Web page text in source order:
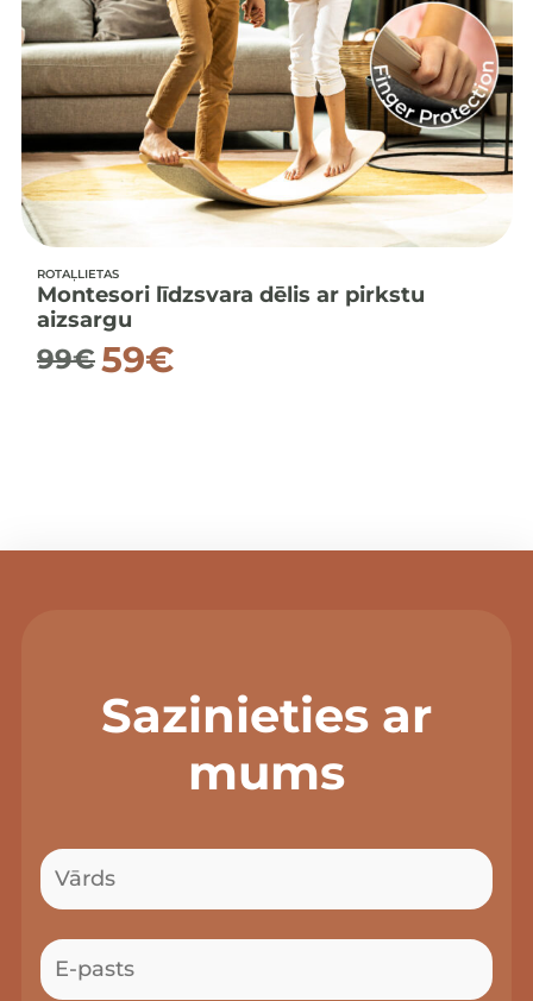
Montesori līdzsvara dēlis ar pirkstu
aizsargu
ROTAĻLIETAS
99€
Original
99€.
59€
Current
59€.
Sazinieties ar
mums